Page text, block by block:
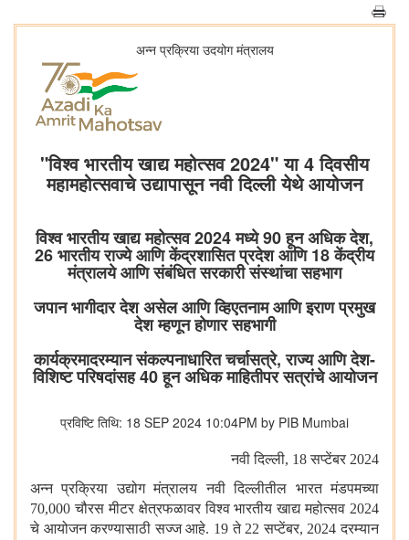
अन्न प्रक्रिया उदयोग मंत्रालय
"विश्व भारतीय खाद्य महोत्सव 2024" या 4 दिवसीय
महामहोत्सवाचे उद्यापासून नवी दिल्ली येथे आयोजन
विश्व भारतीय खाद्य महोत्सव 2024 मध्ये 90 हून अधिक देश,
26 भारतीय राज्ये आणि केंद्रशासित प्रदेश आणि 18 केंद्रीय
मंत्रालये आणि संबंधित सरकारी संस्थांचा सहभाग
जपान भागीदार देश असेल आणि व्हिएतनाम आणि इराण प्रमुख
देश म्हणून होणार सहभागी
कार्यक्रमादरम्यान संकल्पनाधारित चर्चासत्रे, राज्य आणि देश-
विशिष्ट परिषदांसह 40 हून अधिक माहितीपर सत्रांचे आयोजन
प्रविष्टि तिथि: 18 SEP 2024 10:04PM by PIB Mumbai
नवी दिल्ली, 18 सप्टेंबर 2024
अन्न प्रक्रिया उद्योग मंत्रालय नवी दिल्लीतील भारत मंडपमच्या
70,000 चौरस मीटर क्षेत्रफळावर विश्व भारतीय खाद्य महोत्सव 2024
चे आयोजन करण्यासाठी सज्ज आहे. 19 ते 22 सप्टेंबर,2024 दरम्यान